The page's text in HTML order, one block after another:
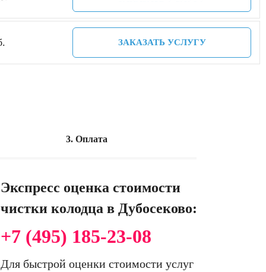
ЗАКАЗАТЬ УСЛУГУ
3. Оплата
Экспресс оценка стоимости
чистки колодца в Дубосеково:
+7 (495) 185-23-08
Для быстрой оценки стоимости услуг